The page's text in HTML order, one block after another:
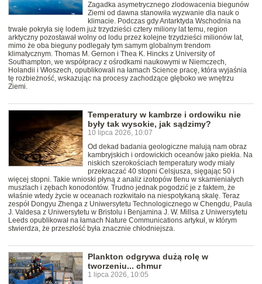
Zagadka asymetrycznego zlodowacenia biegunów
Ziemi od dawna stanowiła wyzwanie dla nauk o
klimacie. Podczas gdy Antarktyda Wschodnia na
trwałe pokryła się lodem już trzydzieści cztery miliony lat temu, region
arktyczny pozostawał wolny od lodu przez kolejne trzydzieści milionów lat,
mimo że oba bieguny podlegały tym samym globalnym trendom
klimatycznym. Thomas M. Gernon i Thea K. Hincks z University of
Southampton, we współpracy z ośrodkami naukowymi w Niemczech,
Holandii i Włoszech, opublikowali na łamach Science pracę, która wyjaśnia
tę rozbieżność, wskazując na procesy zachodzące głęboko we wnętrzu
Ziemi.
Temperatury w kambrze i ordowiku nie
były tak wysokie, jak sądzimy?
10 lipca 2026, 10:07
Od dekad badania geologiczne malują nam obraz
kambryjskich i ordowickich oceanów jako piekła. Na
niskich szerokościach temperatury wody miały
przekraczać 40 stopni Celsjusza, sięgając 50 i
więcej stopni. Takie wnioski płyną z analiz izotopów tlenu w skamieniałych
muszlach i zębach konodontów. Trudno jednak pogodzić je z faktem, że
właśnie wtedy życie w oceanach rozkwitało na niespotykaną skalę. Teraz
zespół Dongyu Zhenga z Uniwersytetu Technologicznego w Chengdu, Paula
J. Valdesa z Uniwersytetu w Bristolu i Benjamina J. W. Millsa z Uniwersytetu
Leeds opublikował na łamach Nature Communications artykuł, w którym
stwierdza, że przeszłość była znacznie chłodniejsza.
Plankton odgrywa dużą rolę w
tworzeniu... chmur
1 lipca 2026, 10:05